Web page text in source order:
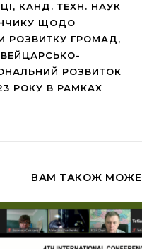
КАНД. ТЕХН. НАУК
ЩОДО
РОЗВИТКУ ГРОМАД,
РОЗВИТОК
РОКУ В РАМКАХ
ВАМ ТАКОЖ